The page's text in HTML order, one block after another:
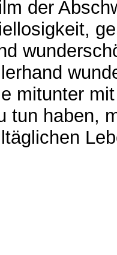
der
mitunter
tun haben,